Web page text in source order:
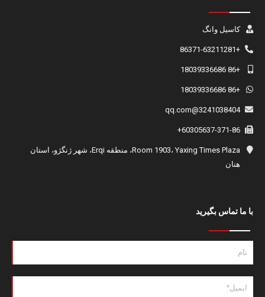
کاسیل وانگ
+86371-63211281
+86 18039336686
+86 18039336686
3241038404@qq.com
60305637-371-86+
Room 1903، Yaxing Times Plaza، منطقه Erqi، شهر ژنگژو، استان
هنان
با ما تماس بگیرید